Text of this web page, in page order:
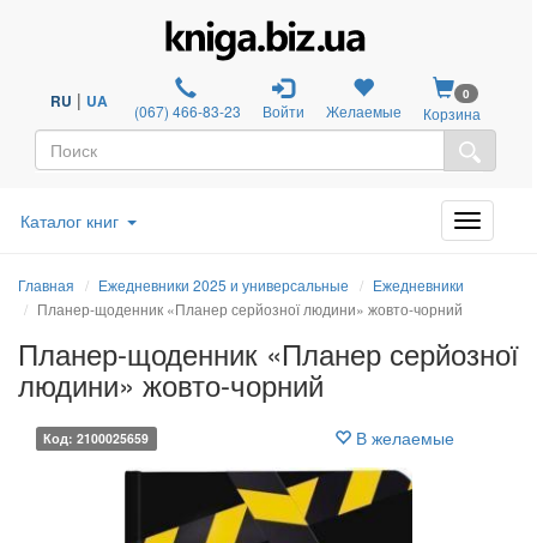
RU | UA (067) 466-83-23 Войти Желаемые
0
Корзина
Каталог книг
Главная Ежедневники 2025 и универсальные
Ежедневники
Планер-щоденник «Планер серйозної людини» жовто-чорний
Планер-щоденник «Планер серйозної
людини» жовто-чорний
Код: 2100025659 В желаемые